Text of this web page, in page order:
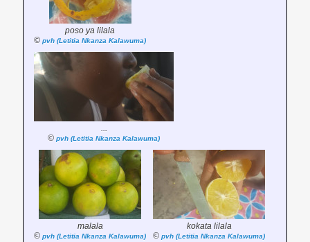
poso ya lilala
© pvh (Letitia Nkanza Kalawuma)
...
© pvh (Letitia Nkanza Kalawuma)
malala
© pvh (Letitia Nkanza Kalawuma)
kokata lilala
© pvh (Letitia Nkanza Kalawuma)